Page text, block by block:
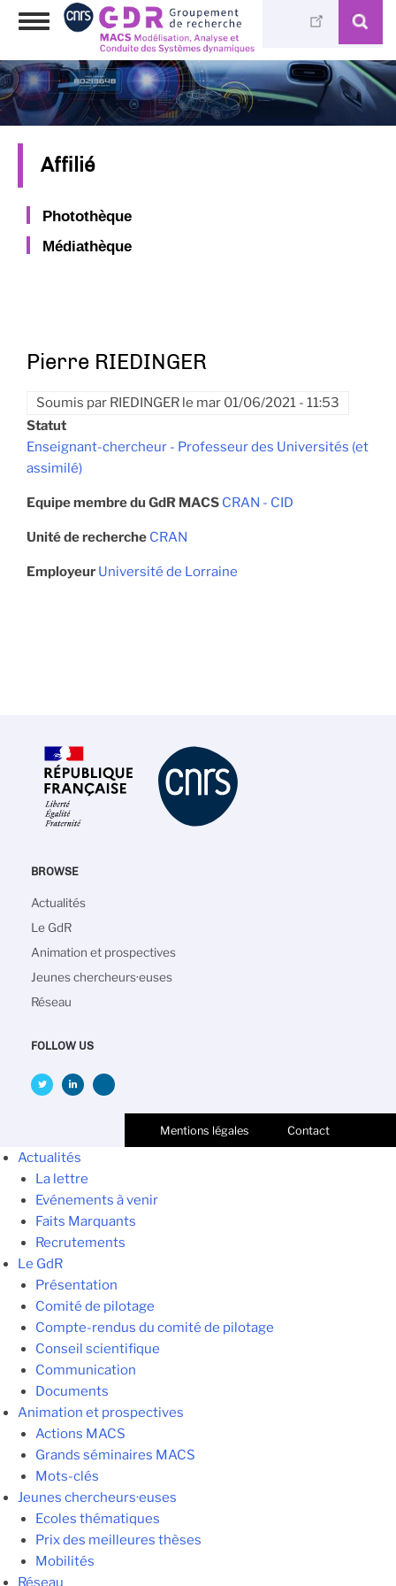
Aller
principal
Toggle
Affilié
Photothèque
Médiathèque
Pierre RIEDINGER
Soumis par RIEDINGER le mar 01/06/2021 - 11:53
Statut
Enseignant-chercheur - Professeur des Universités (et
assimilé)
Equipe membre du GdR MACS CRAN - CID
Unité de recherche CRAN
Employeur Université de Lorraine
BROWSE
Navigation
principale
Actualités
Le GdR
Animation et prospectives
Jeunes chercheurs·euses
Réseau
FOLLOW US
Mentions légales Contact
Actualités
La lettre
Evénements à venir
Faits Marquants
Recrutements
Le GdR
Présentation
Comité de pilotage
Compte-rendus du comité de pilotage
Conseil scientifique
Communication
Documents
Animation et prospectives
Actions MACS
Grands séminaires MACS
Mots-clés
Jeunes chercheurs·euses
Ecoles thématiques
Prix des meilleures thèses
Mobilités
Réseau